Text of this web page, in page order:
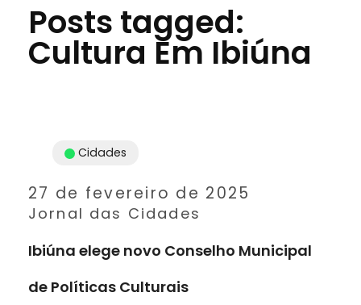
Posts tagged:
Cultura Em Ibiúna
27 de fevereiro de 2025
Jornal das Cidades
Cidades
Ibiúna elege novo Conselho Municipal
de Políticas Culturais